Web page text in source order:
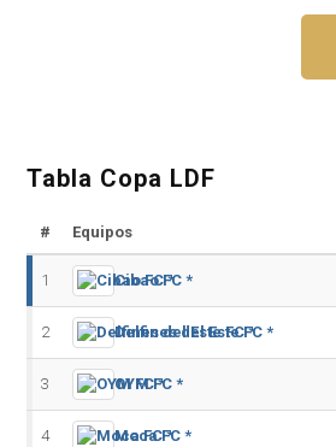
Tabla Copa LDF
# Equipos
1 Cibao FC *
2 Delfines del Este FC *
3 OYM FC *
4 Moca FC *